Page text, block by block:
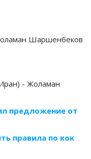
Шаршенбеков
- Жоламан
предложение от
правила по кок